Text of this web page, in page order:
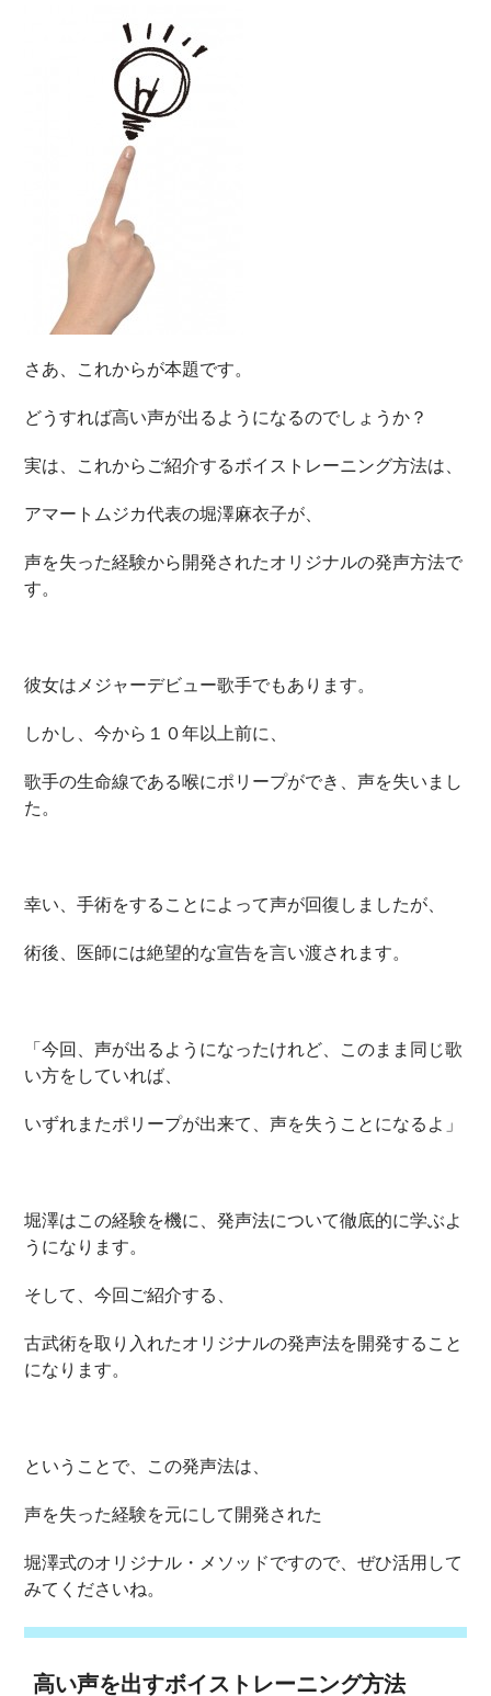
さあ、これからが本題です。
どうすれば高い声が出るようになるのでしょうか？
実は、これからご紹介するボイストレーニング方法は、
アマートムジカ代表の堀澤麻衣子が、
声を失った経験から開発されたオリジナルの発声方法で
す。
彼女はメジャーデビュー歌手でもあります。
しかし、今から１０年以上前に、
歌手の生命線である喉にポリープができ、声を失いまし
た。
幸い、手術をすることによって声が回復しましたが、
術後、医師には絶望的な宣告を言い渡されます。
「今回、声が出るようになったけれど、このまま同じ歌
い方をしていれば、
いずれまたポリープが出来て、声を失うことになるよ」
堀澤はこの経験を機に、発声法について徹底的に学ぶよ
うになります。
そして、今回ご紹介する、
古武術を取り入れたオリジナルの発声法を開発すること
になります。
ということで、この発声法は、
声を失った経験を元にして開発された
堀澤式のオリジナル・メソッドですので、ぜひ活用して
みてくださいね。
高い声を出すボイストレーニング方法